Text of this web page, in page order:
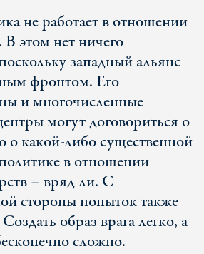
не работает в отношении
этом нет ничего
западный альянс
фронтом. Его
и многочисленные
могут договориться о
о какой-либо существенной
в отношении
– вряд ли. С
стороны попыток также
образ врага легко, а
сложно.